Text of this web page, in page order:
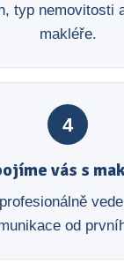
typ nemovitosti
makléře.
4
vás s
od